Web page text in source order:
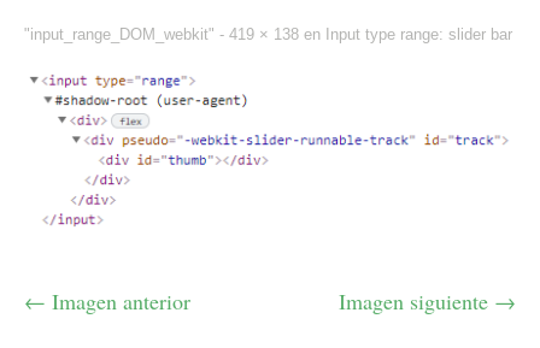
"input_range_DOM_webkit" - 419 × 138 en Input type range: slider bar
← Imagen anterior Imagen siguiente →